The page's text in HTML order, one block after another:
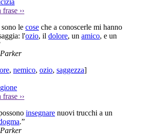
frase ››
le cose che a conoscerle mi hanno
l'ozio, il dolore, un amico, e un
, nemico, ozio, saggezza]
frase ››
insegnare nuovi trucchi a un
.”